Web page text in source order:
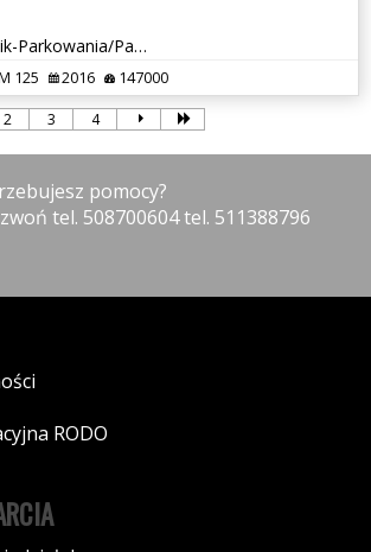
Światła-Led/Czujnik-Parkowania/Panorama/Tempomat/Komputer/Alu-Felgi
125 2016 147000
2 3 4
pomocy?
tel. 508700604 tel. 511388796
RODO